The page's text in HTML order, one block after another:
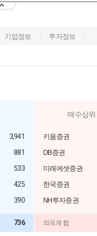
기업정보 투자정보
3,941
881
533
425
390
736
매수상위
키움증권
DB증권
미래에셋증권
한국증권
NH투자증권
외국계 합